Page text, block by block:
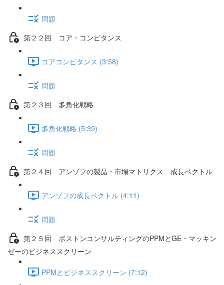
問題
第２２回 コア・コンピタンス
コアコンピタンス (3:58)
問題
第２３回 多角化戦略
多角化戦略 (5:39)
問題
第２４回 アンゾフの製品・市場マトリクス 成長ベクトル
アンゾフの成長ベクトル (4:11)
問題
第２５回 ボストンコンサルティングのPPMとGE・マッキン
ゼーのビジネススクリーン
PPMとビジネススクリーン (7:12)